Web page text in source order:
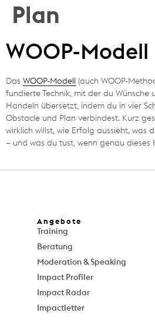
Plan
WOOP-Modell
Das WOOP-Modell
(auch WOOP-
fundierte Technik, mit der du Wünsche
Handeln übersetzt, indem du in vier
Obstacle und Plan verbindest. Kurz
wirklich willst, wie Erfolg aussieht, was
– und was du tust, wenn genau dieses
Angebote
Training
Beratung
Moderation & Speaking
Impact Profiler
Impact Radar
Impactletter